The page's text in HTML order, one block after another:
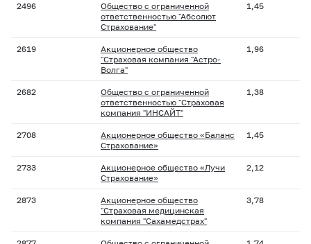
2496
Общество с ограниченной
ответственностью "Абсолют
Страхование"
1,45
2619
Акционерное общество
"Страховая компания "Астро-
Волга"
1,96
2682
Общество с ограниченной
ответственностью "Страховая
компания "ИНСАЙТ"
1,38
2708
Акционерное общество «Баланс
Страхование»
1,45
2733
Акционерное общество «Лучи
Страхование»
2,12
2873
Акционерное общество
"Страховая медицинская
компания "Сахамедстрах"
3,78